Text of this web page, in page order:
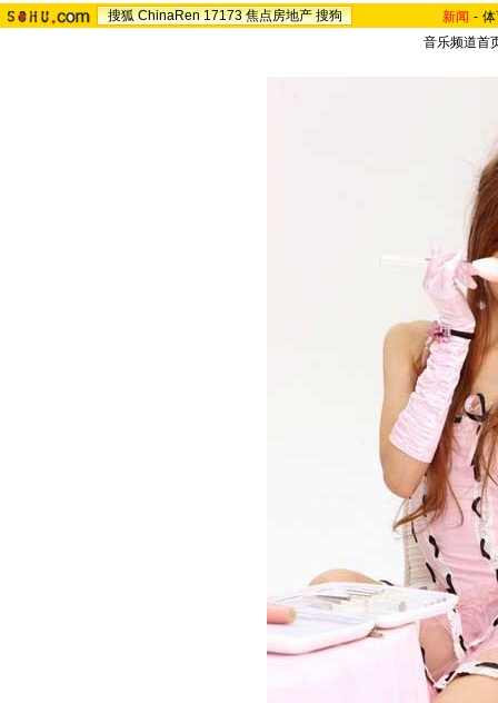
搜狐 ChinaRen 17173 焦点房地产 搜狗 新闻 -
音乐频道首